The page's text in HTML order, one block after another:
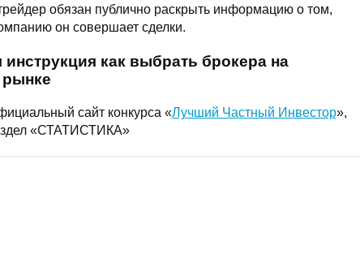
обязан публично раскрыть информацию о том,
он совершает сделки.
как выбрать брокера на
сайт конкурса «Лучший Частный Инвестор»,
«СТАТИСТИКА»